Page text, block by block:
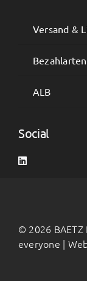
Versand &
Bezahlarten
ALB
Social
© 2026
everyone |